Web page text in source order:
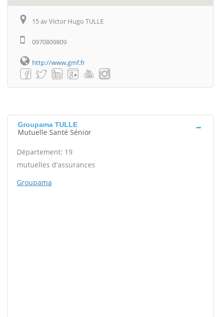
15 av Victor Hugo TULLE
0970809809
http://www.gmf.fr
Groupama TULLE
Mutuelle Santé Sénior
Département: 19
mutuelles d'assurances
Groupama